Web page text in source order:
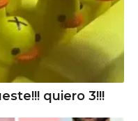
quiero 3!!!